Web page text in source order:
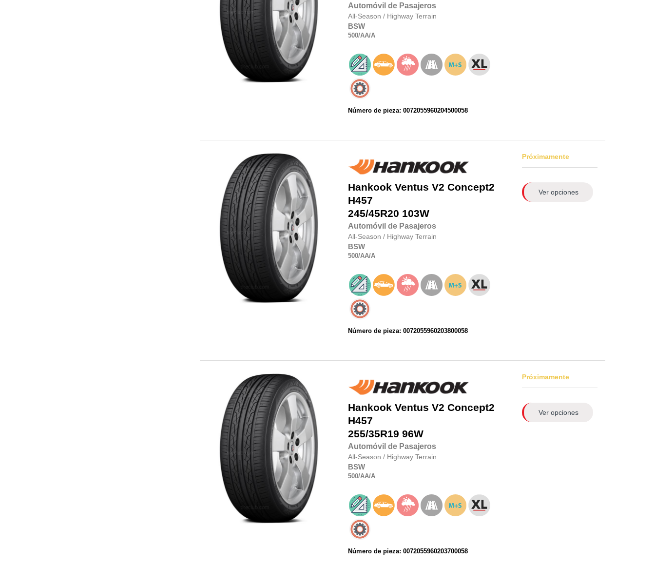
Automóvil de Pasajeros
All-Season / Highway Terrain
BSW
500/AA/A
Número de pieza: 0072055960204500058
Hankook Ventus V2 Concept2
H457
245/45R20 103W
Automóvil de Pasajeros
All-Season / Highway Terrain
BSW
500/AA/A
Número de pieza: 0072055960203800058
Próximamente
Ver opciones
Hankook Ventus V2 Concept2
H457
255/35R19 96W
Automóvil de Pasajeros
All-Season / Highway Terrain
BSW
500/AA/A
Número de pieza: 0072055960203700058
Próximamente
Ver opciones